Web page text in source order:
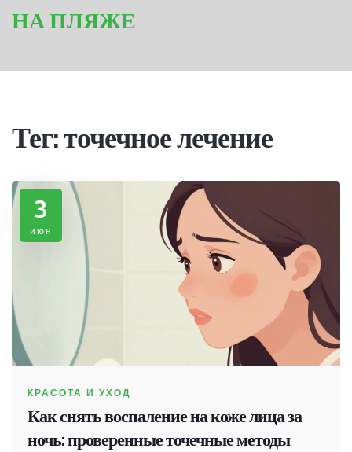
НА ПЛЯЖЕ
Тег: точечное лечение
3
июн
КРАСОТА И УХОД
Как снять воспаление на коже лица за
ночь: проверенные точечные методы